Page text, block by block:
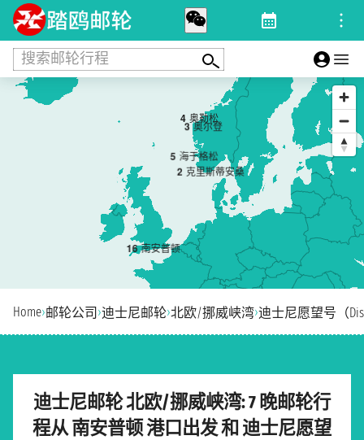
搜索邮轮行程
16 南安普顿
2 克里斯蒂安桑
3 奥尔登
4 奥勒松
5 海于格松
Home›邮轮公司 ›迪士尼邮轮›北欧/挪威峡湾›迪士尼愿望号（
迪士尼邮轮 北欧/挪威峡湾: 7 晚邮轮行
程从 南安普顿 港口出发 和 迪士尼愿望